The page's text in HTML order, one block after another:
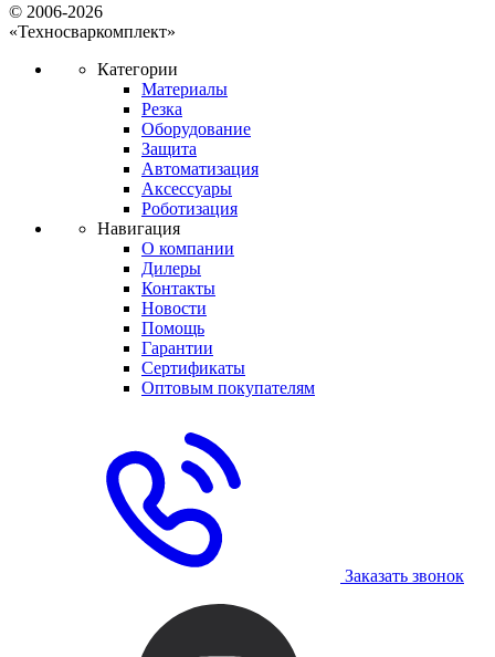
© 2006-2026
«Техносваркомплект»
Категории
Материалы
Резка
Оборудование
Защита
Автоматизация
Аксессуары
Роботизация
Навигация
О компании
Дилеры
Контакты
Новости
Помощь
Гарантии
Сертификаты
Оптовым покупателям
Заказать звонок